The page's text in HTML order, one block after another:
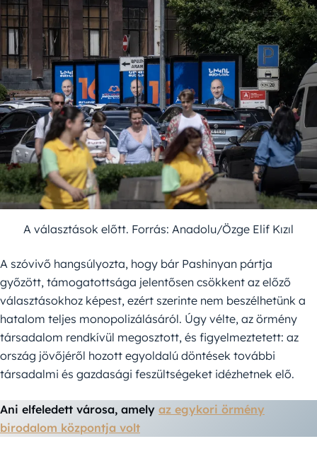
A választások előtt. Forrás: Anadolu/Özge Elif Kızıl
A szóvivő hangsúlyozta, hogy bár Pashinyan pártja
győzött, támogatottsága jelentősen csökkent az előző
választásokhoz képest, ezért szerinte nem beszélhetünk a
hatalom teljes monopolizálásáról. Úgy vélte, az örmény
társadalom rendkívül megosztott, és figyelmeztetett: az
ország jövőjéről hozott egyoldalú döntések további
társadalmi és gazdasági feszültségeket idézhetnek elő.
Ani elfeledett városa, amely az egykori örmény
birodalom központja volt